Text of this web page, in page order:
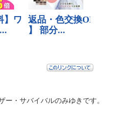
ー・サバイバルのみゆきです。